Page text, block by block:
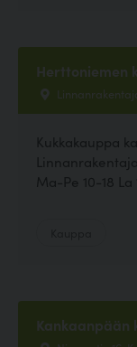
Herttoniemen
Kukkakauppa
Ma-Pe 10-18 La
Kankaanpään